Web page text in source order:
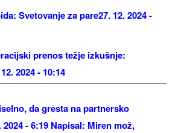
Svetovanje za pare27. 12. 2024 -
prenos težje izkušnje:
2024 - 10:14
da gresta na partnersko
2024 - 6:19 Napisal: Miren mož,